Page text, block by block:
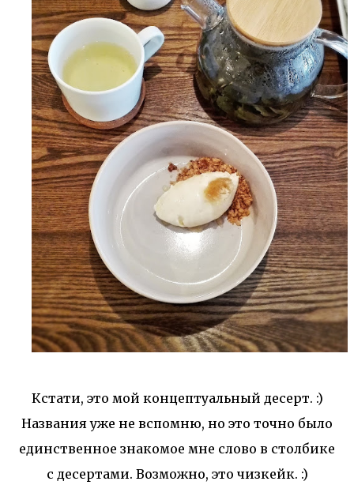
Кстати, это мой концептуальный десерт. :)
Названия уже не вспомню, но это точно было
единственное знакомое мне слово в столбике
с десертами. Возможно, это чизкейк. :)